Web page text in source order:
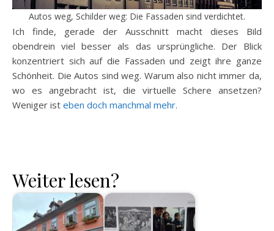
Autos weg, Schilder weg: Die Fassaden sind verdichtet.
Ich finde, gerade der Ausschnitt macht dieses Bild
obendrein viel besser als das ursprüngliche. Der Blick
konzentriert sich auf die Fassaden und zeigt ihre ganze
Schönheit. Die Autos sind weg. Warum also nicht immer da,
wo es angebracht ist, die virtuelle Schere ansetzen?
Weniger ist eben doch manchmal mehr.
Weiter lesen?